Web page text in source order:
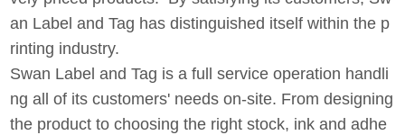
an Label and Tag has distinguished itself within the p
rinting industry.
Swan Label and Tag is a full service operation handli
ng all of its customers' needs on-site. From designing
the product to choosing the right stock, ink and adhe